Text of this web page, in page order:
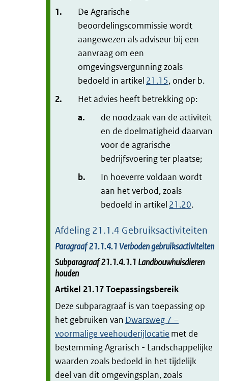
1.
De Agrarische
beoordelingscommissie wordt
aangewezen als adviseur bij een
aanvraag om een
omgevingsvergunning zoals
bedoeld in artikel 21.15, onder b.
2.
Het advies heeft betrekking op:
a.
de noodzaak van de activiteit
en de doelmatigheid daarvan
voor de agrarische
bedrijfsvoering ter plaatse;
b.
In hoeverre voldaan wordt
aan het verbod, zoals
bedoeld in artikel 21.20.
Afdeling 21.1.4 Gebruiksactiviteiten
Paragraaf21.1.4.1Verboden gebruiksactiviteiten
Subparagraaf21.1.4.1.1 Landbouwhuisdieren
houden
Artikel 21.17Toepassingsbereik
Deze subparagraaf is van toepassing op
het gebruiken van Dwarsweg 7 –
voormalige veehouderijlocatie met de
bestemming Agrarisch - Landschappelijke
waarden zoals bedoeld in het tijdelijk
deel van dit omgevingsplan, zoals